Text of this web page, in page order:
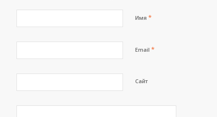
Имя *
Email *
Сайт